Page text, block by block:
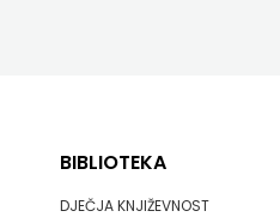
BIBLIOTEKA
DJEČJA KNJIŽEVNOST